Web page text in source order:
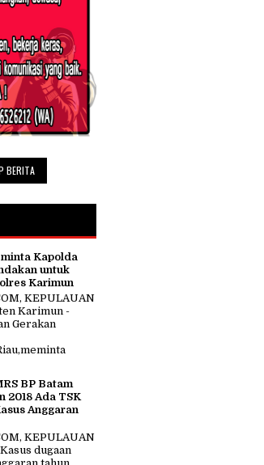
BERITA
Kapolda
untuk
Karimun
KEPULAUAN
Karimun -
Gerakan
BP Batam
2018 Ada TSK
Anggaran
KEPULAUAN
dugaan